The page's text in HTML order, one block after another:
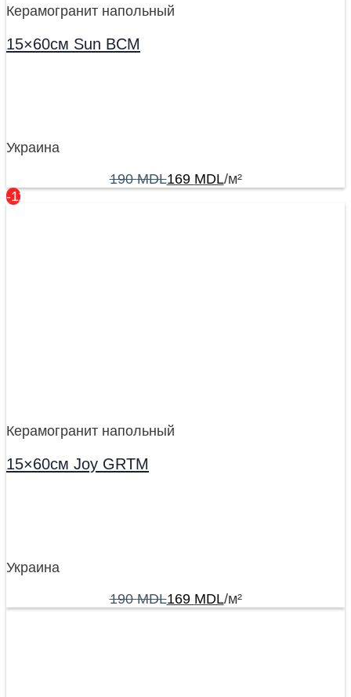
Керамогранит напольный
15×60см Sun BCM
Украина
190MDL169 MDL/м²
-11%
Керамогранит напольный
15×60см Joy GRTM
Украина
190MDL169 MDL/м²